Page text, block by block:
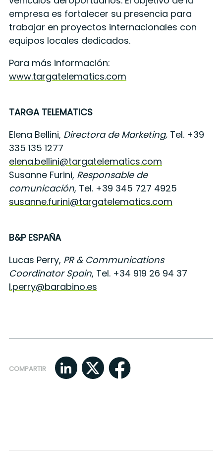
empresa es fortalecer su presencia para
trabajar en proyectos internacionales con
equipos locales dedicados.
Para más información:
www.targatelematics.com
TARGA TELEMATICS
Elena Bellini, Directora de Marketing, Tel. +39
335 135 1277
elena.bellini@targatelematics.com
Susanne Furini, Responsable de
comunicación, Tel. +39 345 727 4925
susanne.furini@targatelematics.com
B&P ESPAÑA
Lucas Perry, PR & Communications
Coordinator Spain, Tel. +34 919 26 94 37
l.perry@barabino.es
COMPARTIR